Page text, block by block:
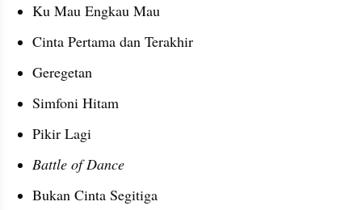
Ku Mau Engkau Mau
Cinta Pertama dan Terakhir
Geregetan
Simfoni Hitam
Pikir Lagi
Battle of Dance
Bukan Cinta Segitiga